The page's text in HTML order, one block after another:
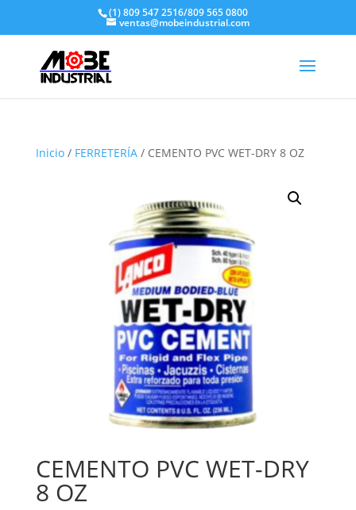
(1) 809 547 2516/809 565 0800
ventas@mobeindustrial.com
Inicio/ FERRETERÍA/ CEMENTO PVC WET-DRY 8 OZ
CEMENTO PVC WET-DRY
8 OZ